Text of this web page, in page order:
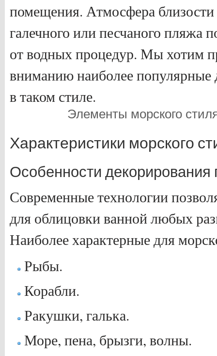
помещения. Атмосфера
галечного или песчаного пляжа
от водных процедур. Мы хотим
вниманию наиболее популярные
в таком стиле.
Элементы морского
Характеристики морского
Особенности декорирования
Современные технологии
для облицовки ванной любых
Наиболее характерные для
Рыбы.
Корабли.
Ракушки, галька.
Море, пена, брызги, волны.